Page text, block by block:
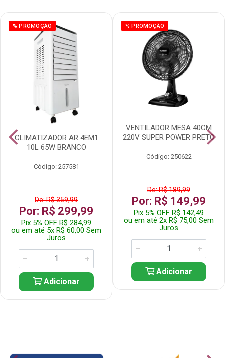
% PROMOÇÃO
CLIMATIZADOR AR 4EM1
10L 65W BRANCO
Código: 257581
De: R$ 359,99
Por: R$ 299,99
Pix 5% OFF R$ 284,99
ou em até 5x R$ 60,00 Sem
Juros
Adicionar
% PROMOÇÃO
VENTILADOR MESA 40CM
220V SUPER POWER PRETO
Código: 250622
De: R$ 189,99
Por: R$ 149,99
Pix 5% OFF R$ 142,49
ou em até 2x R$ 75,00 Sem
Juros
Adicionar